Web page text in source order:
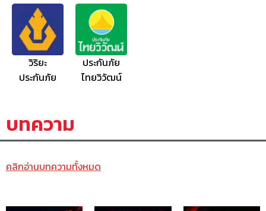
วิริยะ
ประกันภัย
ประกันภัย
ไทยวิวัฒน์
บทความ
คลิกอ่านบทความทั้งหมด